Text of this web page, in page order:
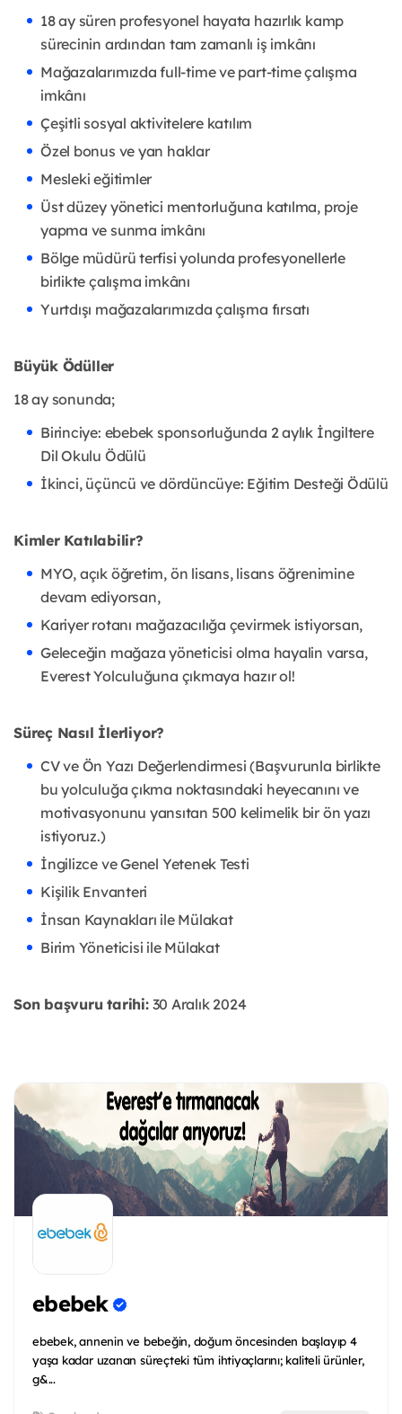
18 ay süren profesyonel hayata hazırlık kamp
sürecinin ardından tam zamanlı iş imkânı
Mağazalarımızda full-time ve part-time çalışma
imkânı
Çeşitli sosyal aktivitelere katılım
Özel bonus ve yan haklar
Mesleki eğitimler
Üst düzey yönetici mentorluğuna katılma, proje
yapma ve sunma imkânı
Bölge müdürü terfisi yolunda profesyonellerle
birlikte çalışma imkânı
Yurtdışı mağazalarımızda çalışma fırsatı
Büyük Ödüller
18 ay sonunda;
Birinciye: ebebek sponsorluğunda 2 aylık İngiltere
Dil Okulu Ödülü
İkinci, üçüncü ve dördüncüye: Eğitim Desteği Ödülü
Kimler Katılabilir?
MYO, açık öğretim, ön lisans, lisans öğrenimine
devam ediyorsan,
Kariyer rotanı mağazacılığa çevirmek istiyorsan,
Geleceğin mağaza yöneticisi olma hayalin varsa,
Everest Yolculuğuna çıkmaya hazır ol!
Süreç Nasıl İlerliyor?
CV ve Ön Yazı Değerlendirmesi (Başvurunla birlikte
bu yolculuğa çıkma noktasındaki heyecanını ve
motivasyonunu yansıtan 500 kelimelik bir ön yazı
istiyoruz.)
İngilizce ve Genel Yetenek Testi
Kişilik Envanteri
İnsan Kaynakları ile Mülakat
Birim Yöneticisi ile Mülakat
Son başvuru tarihi:30 Aralık 2024
ebebek
ebebek, annenin ve bebeğin, doğum öncesinden başlayıp 4
yaşa kadar uzanan süreçteki tüm ihtiyaçlarını; kaliteli ürünler,
g&...